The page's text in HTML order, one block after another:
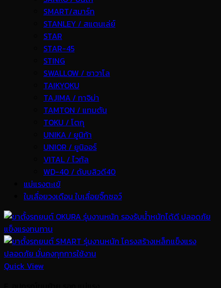
SMART/สมาร์ท
STANLEY / สแตนเล่ย์
STAR
STAR-45
STING
SWALLOW / ซาวาโล
TAIKYOKU
TAJIMA / ทาจิม่า
TAMTON / แทมตัน
TOKU / โตกุ
UNIKA / ยูนิก้า
UNIOR / ยูนิออร์
VITAL / ไวทัล
WD-40 / ดับบลิวดี40
แม่แรงตะเข้
ใบเลื่อยวงเดือน ใบเลื่อยจิ๊กซอว์
Quick View